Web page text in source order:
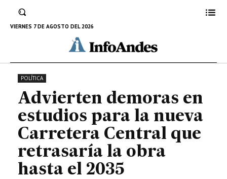
VIERNES 7 DE AGOSTO DEL 2026
que retrasaría la obra hasta el
27 DE JUNIO DE 2025
POLÍTICA
Advierten demoras en
estudios para la nueva
Carretera Central que
retrasaría la obra
hasta el 2035